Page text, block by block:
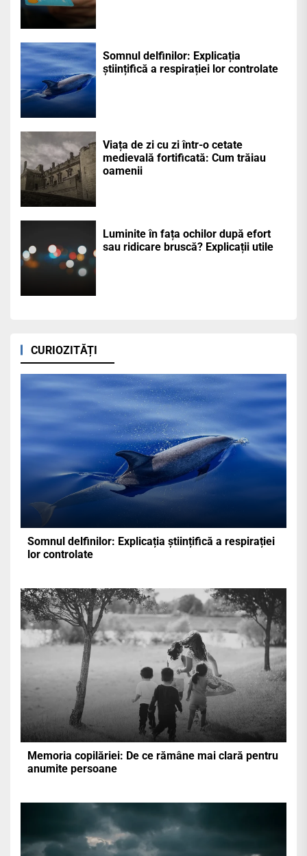
Somnul delfinilor: Explicația
științifică a respirației lor controlate
Viața de zi cu zi într-o cetate
medievală fortificată: Cum trăiau
oamenii
Luminite în fața ochilor după efort
sau ridicare bruscă? Explicații utile
CURIOZITĂȚI
Somnul delfinilor: Explicația științifică a respirației
lor controlate
Memoria copilăriei: De ce rămâne mai clară pentru
anumite persoane